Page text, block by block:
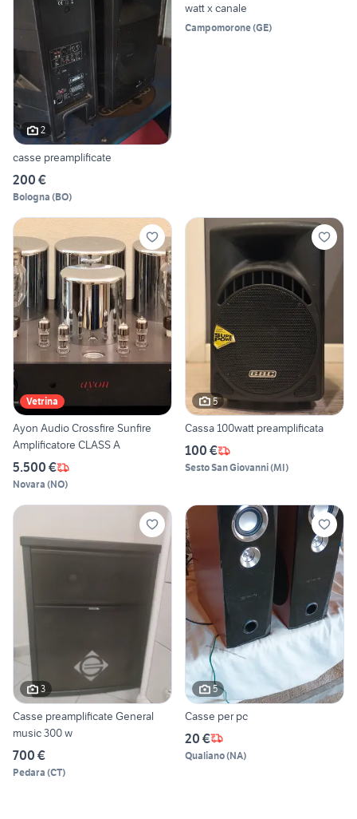
2
casse preamplificate
200 €
Bologna (BO)
watt x canale
Campomorone(GE)
Vetrina
Ayon Audio Crossfire Sunfire
Amplificatore CLASS A
5.500 €
Novara (NO)
5
Cassa 100watt preamplificata
100 €
Sesto San Giovanni(MI)
3
Casse preamplificate General
music 300 w
700 €
Pedara (CT)
5
Casse per pc
20 €
Qualiano(NA)